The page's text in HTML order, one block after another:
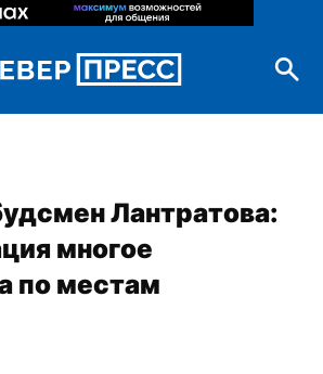
Лантратова:
многое
по местам